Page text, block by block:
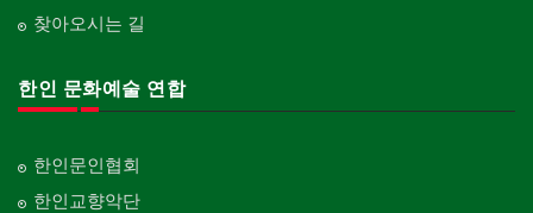
찾아오시는 길
한인 문화예술 연합
한인문인협회
한인교향악단